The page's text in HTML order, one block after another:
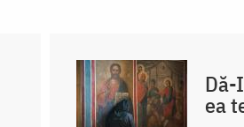
Dă-
ea